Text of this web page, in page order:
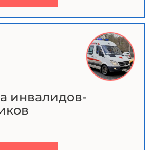
инвалидов-